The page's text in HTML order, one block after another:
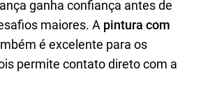
ganha confiança antes de
maiores. A pintura com
é excelente para os
permite contato direto com a